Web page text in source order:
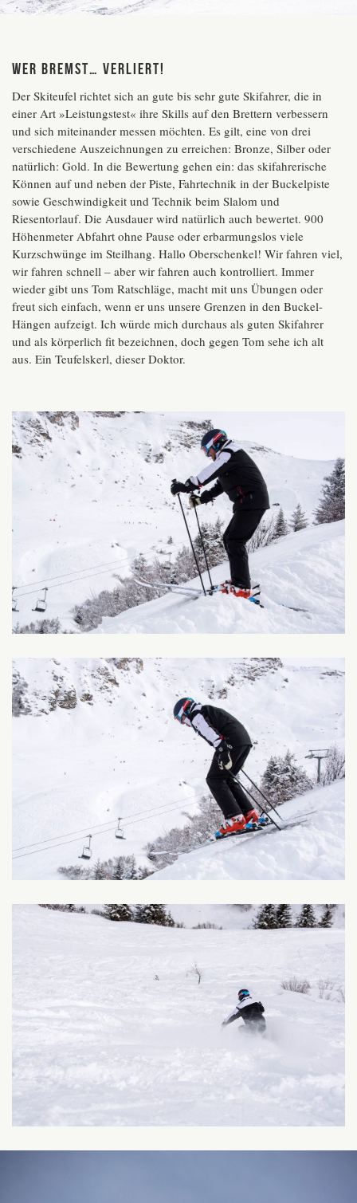
WER BREMST… VERLIERT!
Der Skiteufel richtet sich an gute bis sehr gute Skifahrer, die in
einer Art »Leistungstest« ihre Skills auf den Brettern verbessern
und sich miteinander messen möchten. Es gilt, eine von drei
verschiedene Auszeichnungen zu erreichen: Bronze, Silber oder
natürlich: Gold. In die Bewertung gehen ein: das skifahrerische
Können auf und neben der Piste, Fahrtechnik in der Buckelpiste
sowie Geschwindigkeit und Technik beim Slalom und
Riesentorlauf. Die Ausdauer wird natürlich auch bewertet. 900
Höhenmeter Abfahrt ohne Pause oder erbarmungslos viele
Kurzschwünge im Steilhang. Hallo Oberschenkel! Wir fahren viel,
wir fahren schnell – aber wir fahren auch kontrolliert. Immer
wieder gibt uns Tom Ratschläge, macht mit uns Übungen oder
freut sich einfach, wenn er uns unsere Grenzen in den Buckel-
Hängen aufzeigt. Ich würde mich durchaus als guten Skifahrer
und als körperlich fit bezeichnen, doch gegen Tom sehe ich alt
aus. Ein Teufelskerl, dieser Doktor.